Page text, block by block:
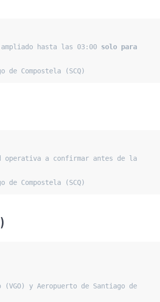
hasta las 03:00 solo para
Compostela (SCQ)
operativa a confirmar antes de la
Compostela (SCQ)
y Aeropuerto de Santiago de